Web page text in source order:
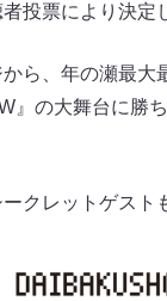
投票により決定
ら、年の瀬最大
』の大舞台に勝
ークレットゲス